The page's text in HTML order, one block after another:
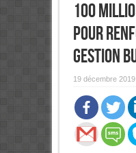
100
pour
gestion
19 décembre 2019